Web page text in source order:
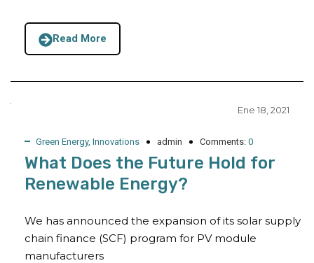
Read More
Ene 18, 2021
Green Energy, Innovations admin Comments: 0
What Does the Future Hold for
Renewable Energy?
We has announced the expansion of its solar supply
chain finance (SCF) program for PV module
manufacturers